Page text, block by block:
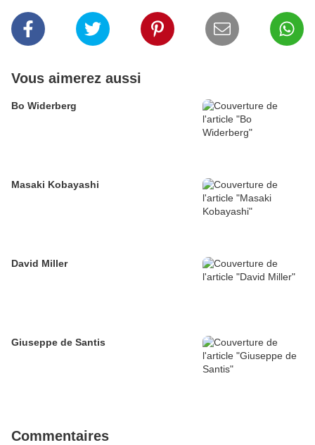
Vous aimerez aussi
Bo Widerberg
Masaki Kobayashi
David Miller
Giuseppe de Santis
Commentaires